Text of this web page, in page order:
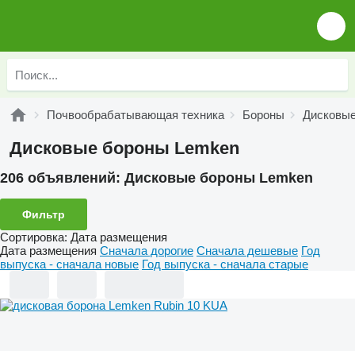
Почвообрабатывающая техника Бороны
Дисковые бороны Lemken
206 объявлений: Дисковые бороны Lemken
Фильтр
Сортировка: Дата размещения
Дата размещения Сначала дорогие Сначала дешевые Год
выпуска - сначала новые Год выпуска - сначала старые